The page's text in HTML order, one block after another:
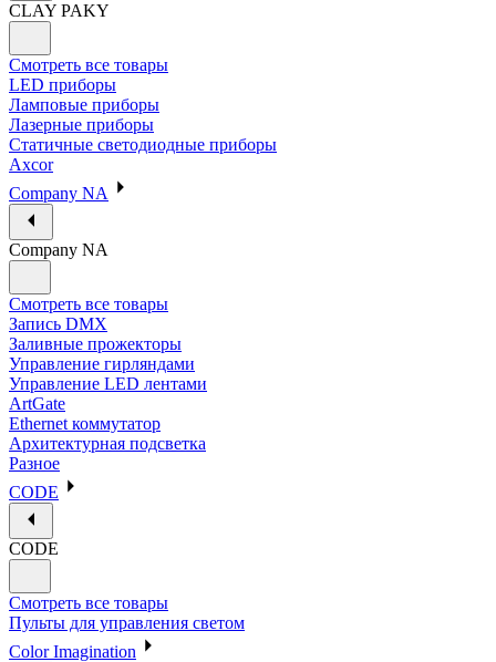
CLAY PAKY
Смотреть все товары
LED приборы
Ламповые приборы
Лазерные приборы
Статичные светодиодные приборы
Axcor
Company NA
Company NA
Смотреть все товары
Запись DMX
Заливные прожекторы
Управление гирляндами
Управление LED лентами
ArtGate
Ethernet коммутатор
Архитектурная подсветка
Разное
CODE
CODE
Смотреть все товары
Пульты для управления светом
Color Imagination